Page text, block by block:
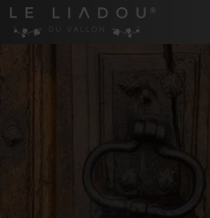
Panneau de gestion des cookies